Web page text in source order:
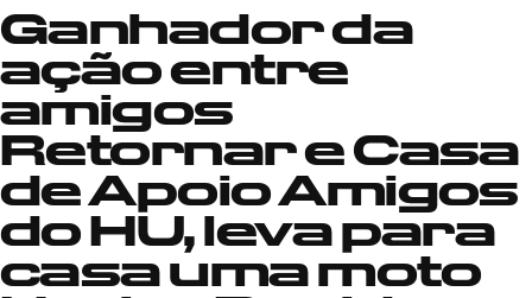
Ganhador da
ação entre
amigos
Retornar e Casa
de Apoio Amigos
do HU, leva para
casa uma moto